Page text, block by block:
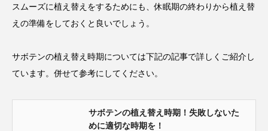
スムーズに植え替えをするためにも、休眠期の終わりから植え替
えの準備をしておくと良いでしょう。
サボテンの植え替え時期については下記の記事で詳しくご紹介し
ています。併せて参考にしてください。
サボテンの植え替え時期！失敗しないた
めに適切な時期を！